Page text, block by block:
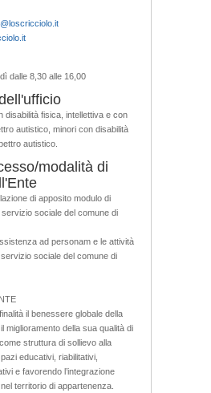
dalle 8,30 alle 16,00
disabilità fisica, intellettiva e con
autistico, minori con disabilità
autistico.
modalità di
di apposito modulo di
sociale del comune di
ad personam e le attività
sociale del comune di
il benessere globale della
miglioramento della sua qualità di
struttura di sollievo alla
educativi, riabilitativi,
e favorendo l’integrazione
territorio di appartenenza.